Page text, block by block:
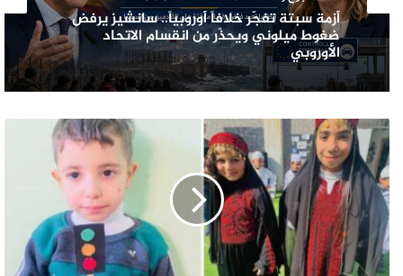
أزمة سبتة تفجّر خلافاً أوروبياً.. سانشيز يرفض
ضغوط ميلوني ويحذّر من انقسام الاتحاد
الأوروبي